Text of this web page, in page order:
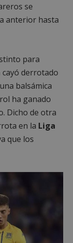
se
anterior hasta
para
cayó derrotado
balsámica
ha ganado
Dicho de otra
en la Liga
que los